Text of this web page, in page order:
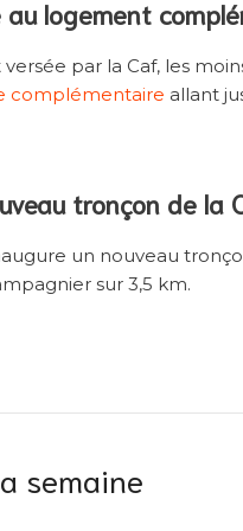
logement
par la Caf, les
complémentaire allant
tronçon de la
un nouveau
sur 3,5 km.
semaine